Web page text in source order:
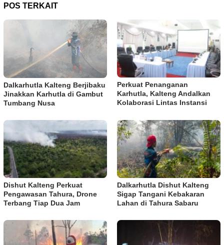
POS TERKAIT
Dalkarhutla Kalteng Berjibaku
Jinakkan Karhutla di Gambut
Tumbang Nusa
Perkuat Penanganan
Karhutla, Kalteng Andalkan
Kolaborasi Lintas Instansi
Dishut Kalteng Perkuat
Pengawasan Tahura, Drone
Terbang Tiap Dua Jam
Dalkarhutla Dishut Kalteng
Sigap Tangani Kebakaran
Lahan di Tahura Sabaru